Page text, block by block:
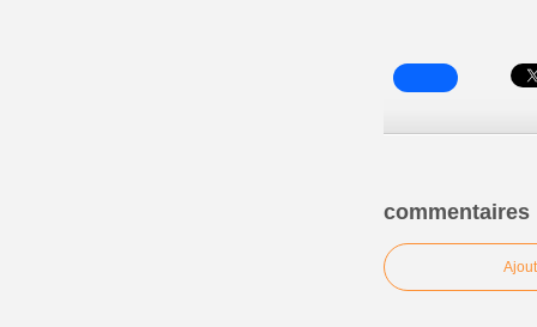
commentaires